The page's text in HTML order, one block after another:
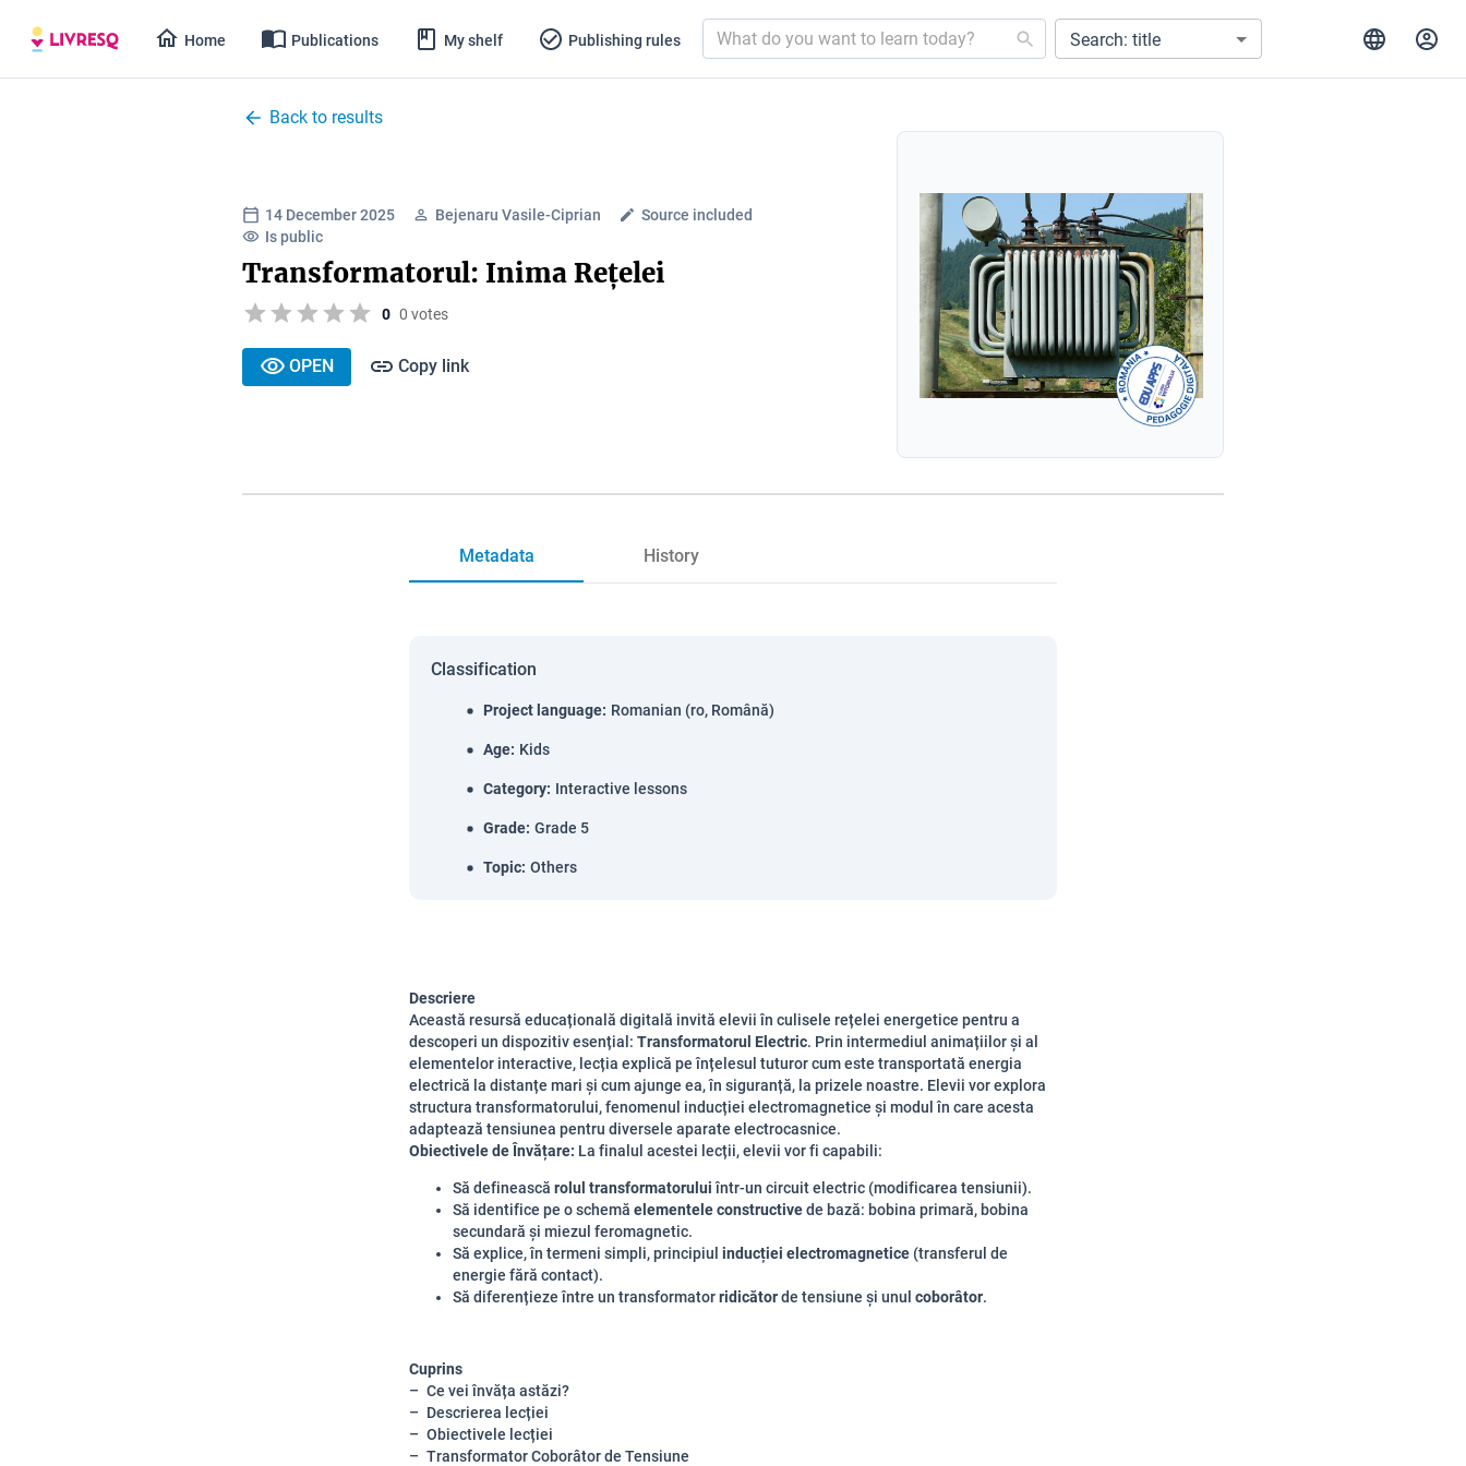
Home Publications My shelf Publishing rules Search: title
Back to results
14 December 2025 Bejenaru Vasile-Ciprian
Source included
Is public
Transformatorul: Inima Rețelei
0 0 votes
OPEN Copy link
Metadata History
Classification
Project language: Romanian (ro, Română)
Age: Kids
Category: Interactive lessons
Grade: Grade 5
Topic: Others
Descriere
Această resursă educațională digitală invită elevii în culisele rețelei energetice pentru a
descoperi un dispozitiv esențial: Transformatorul Electric. Prin intermediul animațiilor și al
elementelor interactive, lecția explică pe înțelesul tuturor cum este transportată energia
electrică la distanțe mari și cum ajunge ea, în siguranță, la prizele noastre. Elevii vor explora
structura transformatorului, fenomenul inducției electromagnetice și modul în care acesta
adaptează tensiunea pentru diversele aparate electrocasnice.
Obiectivele de Învățare: La finalul acestei lecții, elevii vor fi capabili:
Să definească rolul transformatoruluiîntr-un circuit electric (modificarea tensiunii).
Să identifice pe o schemă elementele constructivede bază: bobina primară, bobina
secundară și miezul feromagnetic.
Să explice, în termeni simpli, principiul inducției electromagnetice (transferul de
energie fără contact).
Să diferențieze între un transformatorridicătorde tensiune și unul coborâtor.
Cuprins
Ce vei învăța astăzi?
Descrierea lecției
Obiectivele lecției
Transformator Coborâtor de Tensiune